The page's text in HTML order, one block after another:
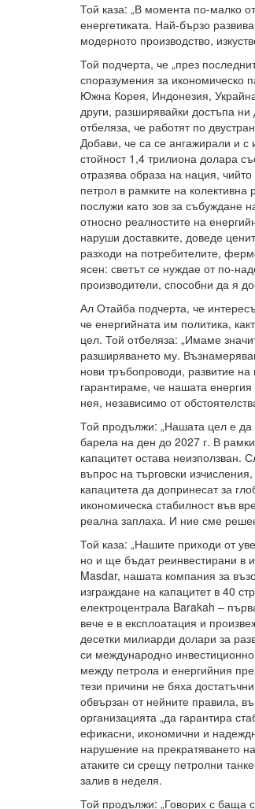
Той каза: „В момента по-малко
енергетиката. Най-бързо
модерното производство,
Той подчерта, че „през
споразумения за икономическо
Южна Корея, Индонезия,
други, разширявайки достъпа
отбеляза, че работят по
Добави, че са се ангажирали и с
стойност 1,4 трилиона долара
отразява образа на нация,
петрол в рамките на
послужи като зов за събуждане
относно реалностите на
наруши доставките, доведе
разходи на потребителите,
ясен: светът се нуждае от по-
производители, способни да я
Ал Отайба подчерта, че
че енергийната им политика,
цел. Той отбеляза: „Имаме
разширяването му.
нови тръбопроводи, развитие
гарантираме, че нашата
нея, независимо от
Той продължи: „Нашата цел е да
барела на ден до 2027 г. В
капацитет остава неизползван.
въпрос на търговски
капацитета да допринесат за
икономическа стабилност във
реална заплаха. И ние сме
Той каза: „Нашите приходи от
но и ще бъдат реинвестирани в
Masdar, нашата компания за
изграждане на капацитет в 40
електроцентрала Barakah –
вече е в експлоатация и
десетки милиарди долари за
си международно
между петрола и енергийния
тези причини не бяха
обвързан от нейните правила,
организацията „да гарантира
ефикасни, икономични и
нарушение на прекратяването
атаките си срещу петролни
залив в неделя.
Той продължи: „Говорих с баща